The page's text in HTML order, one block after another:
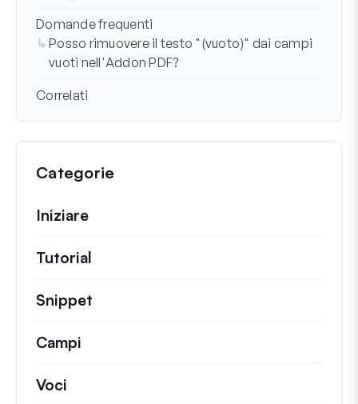
Domande frequenti
Posso rimuovere il testo "(vuoto)" dai campi
vuoti nell'Addon PDF?
Correlati
Categorie
Iniziare
Tutorial
Snippet
Campi
Voci